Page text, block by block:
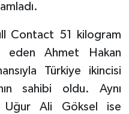
Contact 51 kilogram
eden Ahmet Hakan
Türkiye ikincisi
sahibi oldu. Aynı
Uğur Ali Göksel ise